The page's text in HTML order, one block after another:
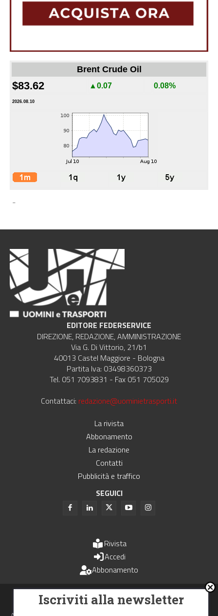
Brent Crude Oil
$83.62 ▲0.07 0.08%
2026.08.10
-
EDITORE FEDERSERVICE
DIREZIONE, REDAZIONE, AMMINISTRAZIONE
Via G. Di Vittorio, 21/b1
40013 Castel Maggiore - Bologna
Partita Iva: 03498360373
Tel. 051 7093831 - Fax 051 705029
Contattaci: redazione@uominietrasporti.it
La rivista
Abbonamento
La redazione
Contatti
Pubblicità e traffico
SEGUICI
Rivista
Accedi
Abbonamento
Uomini e Trasporti è un periodico associato all'Unione Stampa
Periodica Italiana - USPI
Iscriviti alla newsletter